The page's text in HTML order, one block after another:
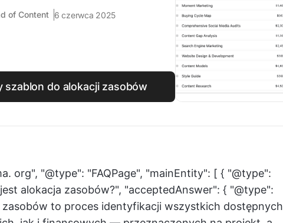
of Content 6 czerwca 2025
szablon do alokacji zasobów
org", "@type": "FAQPage", "mainEntity": [ { "@type":
alokacja zasobów?", "acceptedAnswer": { "@type":
zasobów to proces identyfikacji wszystkich dostępnych